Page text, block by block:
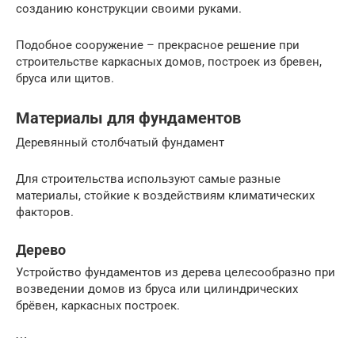
созданию конструкции своими руками.
Подобное сооружение – прекрасное решение при
строительстве каркасных домов, построек из бревен,
бруса или щитов.
Материалы для фундаментов
Деревянный столбчатый фундамент
Для строительства используют самые разные
материалы, стойкие к воздействиям климатических
факторов.
Дерево
Устройство фундаментов из дерева целесообразно при
возведении домов из бруса или цилиндрических
брёвен, каркасных построек.